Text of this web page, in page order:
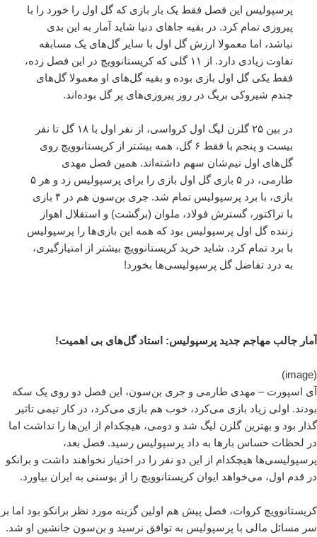
پرسپولیس این فصل فقط یک بار بازی که گل اول را خورد را با
پیروزی تمام کرد. در بقیه جاهای دنیا شاید آمار به این بدی
نباشد، اما معمولا ارزش گل اول با سایر گل‌های یک مسابقه
تفاوت زیادی دارد. از ۱۱ گلی که کریستانوویچ در این فصل زده،
فقط یکی گل اول بازی بوده و بقیه گل‌های او معمولا گل‌های
چندم شیروکی بریگ در روز پیروزی‌های پر گل بوده‌اند.
در بین ۲۵ گلزن لیگ اول کرواسی، از نفر اول با ۱۸ گل تا نفر
بیست و پنجم با فقط ۶ گل، همه بیشتر از کریستانوویچ روی
گل‌های اول تیم‌شان سهم داشته‌اند. همین فصل مهدی
طارمی، در ۵ بازی گل اول بازی را برای پرسپولیس زد و هر ۵
بازی، با برد پرسپولیس تمام شد. جری بن‌سون هم در ۴ بازی
با تراکتور، گسترش فولاد، ملوان (برگشت) و استقلال اهواز
زننده گل اول پرسپولیس بود که همه این بازی‌ها را پرسپولیس
با برد تمام کرد. شاید خرید کریستانوویچ بیشتر از امتیازگیری،
به درد تفاضل گل پرسپولیسی‌ها بخورد!
آمار جالب مهاجم جدید پرسپولیس: استاد گل‌های بی اهمیت!
(image)
آی اسپورت – مهدی طارمی و جری بن‌سون، این فصل دو روی یک سکه
بودند. اولی زیاد بازی می‌کرد، خوب هم بازی می‌کرد، در کار تیمی تاثیر
گذار بود و بهترین گلزن لیگ شد و دومی، هیچکدام از این‌ها را نداشت اما
در لحظات حساس بارها به داد پرسپولیس رسید. فصل بعد،
پرسپولیسی‌ها هیچکدام از این دو نفر را در اختیار نخواهند داشت و برانکو
در قدم اول، می‌خواهد ایوان کریستانوویچ را از بوسنی به ایران بیاورد.
کریستانوویچ کروات، فصل پیش هم اولین گزینه مورد نظر برانکو بود اما بر
سر مسائل مالی با پرسپولیس به توافق نرسید و بن‌سون جانشین او شد.